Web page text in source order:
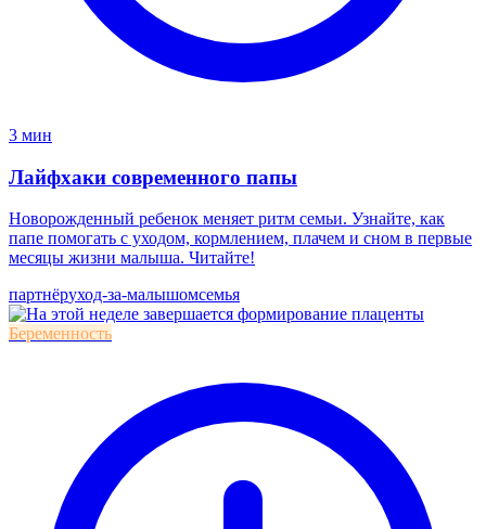
3 мин
Лайфхаки современного папы
Новорожденный ребенок меняет ритм семьи. Узнайте, как
папе помогать с уходом, кормлением, плачем и сном в первые
месяцы жизни малыша. Читайте!
партнёруход-за-малышомсемья
Беременность